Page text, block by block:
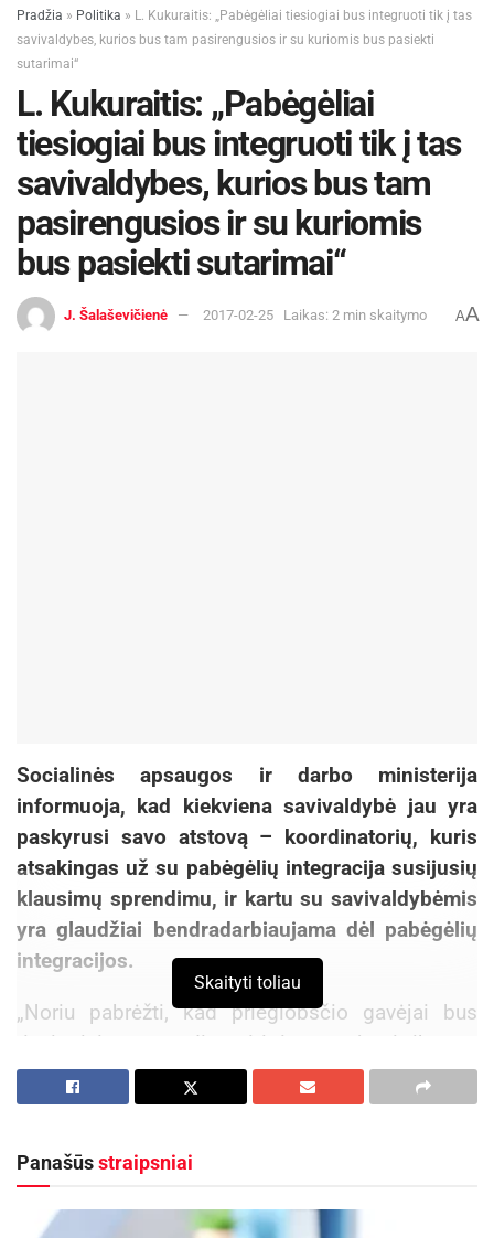
Pradžia » Politika » L. Kukuraitis: „Pabėgėliai tiesiogiai bus integruoti tik į tas
savivaldybes, kurios bus tam pasirengusios ir su kuriomis bus pasiekti
sutarimai“
L. Kukuraitis: „Pabėgėliai
tiesiogiai bus integruoti tik į tas
savivaldybes, kurios bus tam
pasirengusios ir su kuriomis
bus pasiekti sutarimai“
J. Šalaševičienė 2017-02-25 Laikas: 2 min skaitymo AA
Socialinės apsaugos ir darbo ministerija
informuoja, kad kiekviena savivaldybė jau yra
paskyrusi savo atstovą – koordinatorių, kuris
atsakingas už su pabėgėlių integracija susijusių
klausimų sprendimu, ir kartu su savivaldybėmis
yra glaudžiai bendradarbiaujama dėl pabėgėlių
integracijos.
„Noriu pabrėžti, kad prieglobsčio gavėjai bus
tiesiogiai apgyvendinami ir integruojami tik tose
savivaldybėse, kurios norės ir bus pasirengusios
šiai integracijai. Taip pat svarbu akcentuoti, kad
kuriuos priimame pagal Lietuvos įsipareigojimus
skiriamų pabėgėlių perkėlimui – mūsų šalies
Skaityti toliau
Panašūsstraipsniai